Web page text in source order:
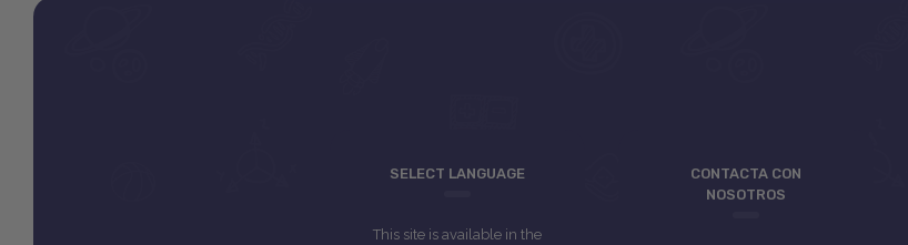
SELECT LANGUAGE
This site is available in the
CONTACTA CON
NOSOTROS